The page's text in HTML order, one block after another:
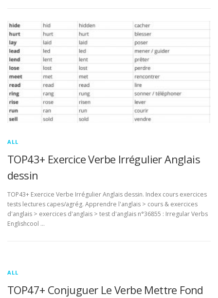
ALL
TOP43+ Exercice Verbe Irrégulier Anglais
dessin
TOP43+ Exercice Verbe Irrégulier Anglais dessin. Index cours exercices
tests lectures capes/agrég. Apprendre l'anglais > cours & exercices
d'anglais > exercices d'anglais > test d'anglais n°36855 : Irregular Verbs
Englishcool …
ALL
TOP47+ Conjuguer Le Verbe Mettre Fond